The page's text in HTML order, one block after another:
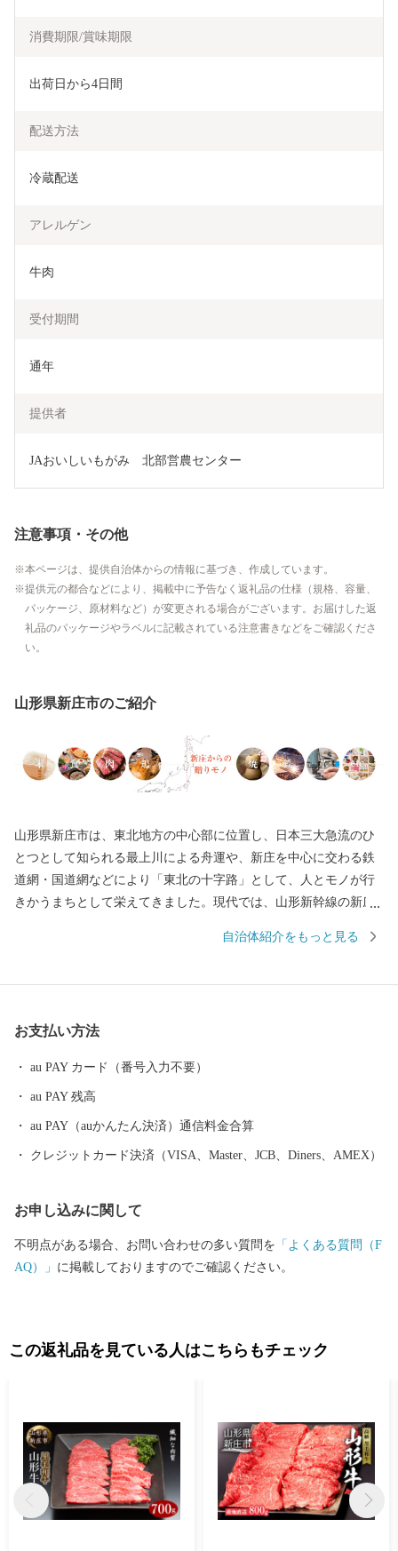
消費期限/賞味期限
出荷日から4日間
配送方法
冷蔵配送
アレルゲン
牛肉
受付期間
通年
提供者
JAおいしいもがみ　北部営農センター
注意事項・その他
本ページは、提供自治体からの情報に基づき、作成しています。
提供元の都合などにより、掲載中に予告なく返礼品の仕様（規格、容量、
パッケージ、原材料など）が変更される場合がございます。お届けした返
礼品のパッケージやラベルに記載されている注意書きなどをご確認くださ
い。
山形県新庄市のご紹介
山形県新庄市は、東北地方の中心部に位置し、日本三大急流のひ
とつとして知られる最上川による舟運や、新庄を中心に交わる鉄
道網・国道網などにより「東北の十字路」として、人とモノが行
きかうまちとして栄えてきました。現代では、山形新幹線の新庄
たことや、近県を結ぶ高速自動車道の中心地として整備が進むな
た、歴史と文化に彩られたまちでもあります。 これまで培ってき
ができる『田園都市』を目指し、まちづくりを進めています。
新庄市はふるさと納税の基準に適合しているとして、総務大臣の
指定を受けています。指定期間内に新庄市にふるさと納税をする
はワンストップ特例申告書の提出を要します。 ▪指定期間 令和5
自治体紹介をもっと見る
お支払い方法
au PAY カード（番号入力不要）
au PAY 残高
au PAY（auかんたん決済）通信料金合算
クレジットカード決済（VISA、Master、JCB、Diners、AMEX）
お申し込みに関して
不明点がある場合、お問い合わせの多い質問を 「よくある質問（F
AQ）」 に掲載しておりますのでご確認ください。
この返礼品を見ている人はこちらもチェック